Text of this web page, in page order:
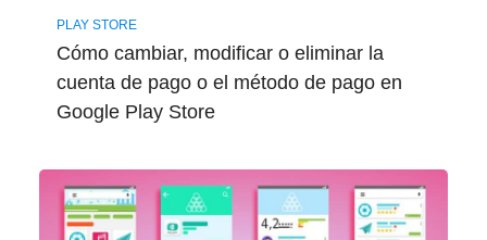
PLAY STORE
Cómo cambiar, modificar o eliminar la
cuenta de pago o el método de pago en
Google Play Store